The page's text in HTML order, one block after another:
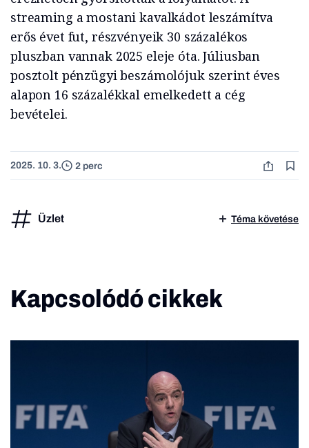
streaming a mostani kavalkádot leszámítva
erős évet fut, részvényeik 30 százalékos
pluszban vannak 2025 eleje óta. Júliusban
posztolt pénzügyi beszámolójuk szerint éves
alapon 16 százalékkal emelkedett a cég
bevételei.
2025. 10. 3. 2 perc
Üzlet Téma követése
Kapcsolódó cikkek